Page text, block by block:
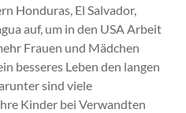
Honduras, El Salvador,
auf, um in den USA Arbeit
Frauen und Mädchen
besseres Leben den langen
sind viele
Kinder bei Verwandten